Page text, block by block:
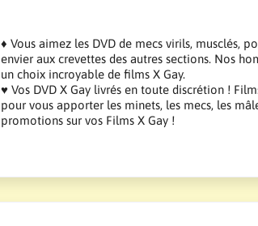
♦ Vous aimez les DVD de mecs virils, musclés,
envier aux crevettes des autres sections. Nos
un choix incroyable de films X Gay.
♥ Vos DVD X Gay livrés en toute discrétion !
pour vous apporter les minets, les mecs, les
promotions sur vos Films X Gay !